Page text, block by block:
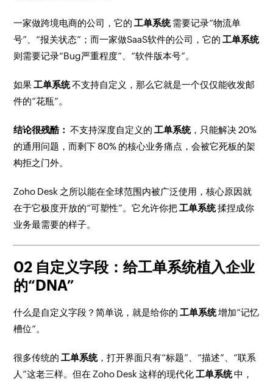
一家做跨境电商的公司，它的工单系统需要记录“物流单
号”、“报关状态”；而一家做SaaS软件的公司，它的工单系统
则需要记录“Bug严重程度”、“软件版本号”。
如果工单系统不支持自定义，那么它就是一个仅仅能收发邮
件的“花瓶”。
结论很残酷： 不支持深度自定义的工单系统，只能解决 20%
的通用问题，而剩下 80% 的核心业务痛点，会被它死板的架
构拒之门外。
Zoho Desk 之所以能在全球范围内被广泛使用，核心原因就
在于它极度开放的“可塑性”。它允许你把工单系统揉捏成你
业务最需要的样子。
02 自定义字段：给工单系统植入企业
的“DNA”
什么是自定义字段？简单说，就是给你的工单系统增加“记忆
槽位”。
很多传统的工单系统，打开界面只有“标题”、“描述”、“联系
人”这老三样。但在 Zoho Desk 这样的现代化工单系统中，